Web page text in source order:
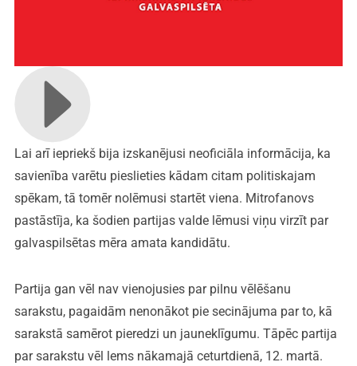
Lai arī iepriekš bija izskanējusi neoficiāla informācija, ka
savienība varētu pieslieties kādam citam politiskajam
spēkam, tā tomēr nolēmusi startēt viena. Mitrofanovs
pastāstīja, ka šodien partijas valde lēmusi viņu virzīt par
galvaspilsētas mēra amata kandidātu.
Partija gan vēl nav vienojusies par pilnu vēlēšanu
sarakstu, pagaidām nenonākot pie secinājuma par to, kā
sarakstā samērot pieredzi un jauneklīgumu. Tāpēc partija
par sarakstu vēl lems nākamajā ceturtdienā, 12. martā.